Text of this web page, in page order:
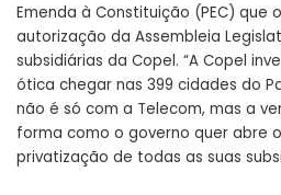
Emenda à Constituição (PEC) que
autorização da Assembleia
subsidiárias da Copel. “A Copel
ótica chegar nas 399 cidades do
não é só com a Telecom, mas a
forma como o governo quer abre
privatização de todas as suas